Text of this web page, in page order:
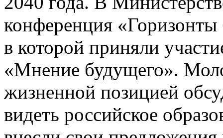
конференция
в которой приняли
«Мнение будущего».
жизненной позицией
видеть российское